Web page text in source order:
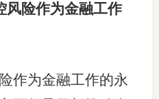
风险作为金融工作
为金融工作的永